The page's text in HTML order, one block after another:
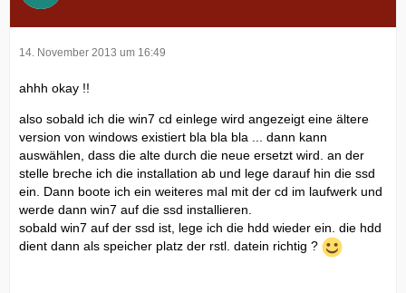
14. November 2013 um 16:49
ahhh okay !!
also sobald ich die win7 cd einlege wird angezeigt eine ältere
version von windows existiert bla bla bla ... dann kann
auswählen, dass die alte durch die neue ersetzt wird. an der
stelle breche ich die installation ab und lege darauf hin die ssd
ein. Dann boote ich ein weiteres mal mit der cd im laufwerk und
werde dann win7 auf die ssd installieren.
sobald win7 auf der ssd ist, lege ich die hdd wieder ein. die hdd
dient dann als speicher platz der rstl. datein richtig ?